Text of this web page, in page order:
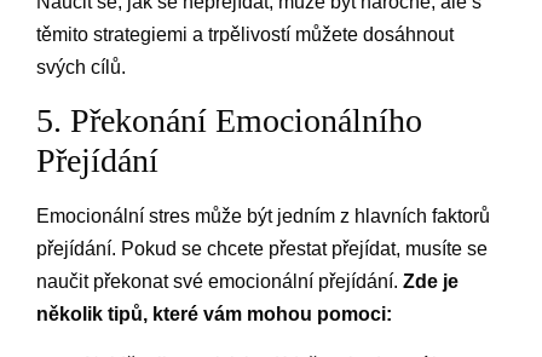
těmito strategiemi a trpělivostí můžete dosáhnout
svých cílů.
5. Překonání Emocionálního
Přejídání
Emocionální stres může být jedním z hlavních faktorů
přejídání. Pokud se chcete přestat přejídat, musíte se
naučit překonat své emocionální přejídání. Zde je
několik tipů, které vám mohou pomoci: